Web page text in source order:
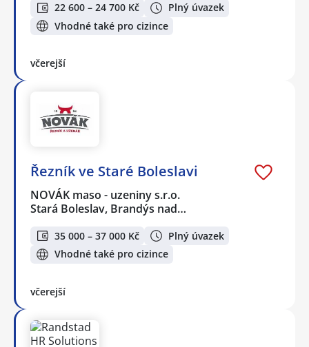
22 600 – 24 700 Kč
Plný úvazek
Vhodné také pro cizince
včerejší
Řezník ve Staré Boleslavi
NOVÁK maso - uzeniny s.r.o.
Stará Boleslav, Brandýs nad…
35 000 – 37 000 Kč
Plný úvazek
Vhodné také pro cizince
včerejší